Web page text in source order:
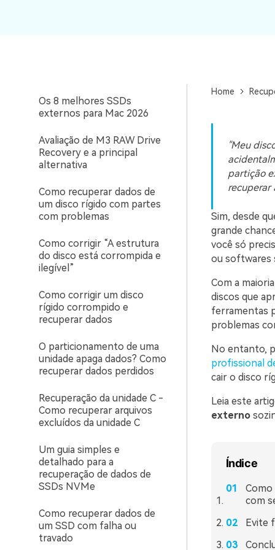
Os 8 melhores SSDs
externos para Mac 2026
Avaliação de M3 RAW Drive
Recovery e a principal
alternativa
Como recuperar dados de
um disco rígido com partes
com problemas
Como corrigir “A estrutura
do disco está corrompida e
ilegível”
Como corrigir um disco
rígido corrompido e
recuperar dados
O particionamento de uma
unidade apaga dados? Como
recuperar dados perdidos
Recuperação da unidade C -
Como recuperar arquivos
excluídos da unidade C
Um guia simples e
detalhado para a
recuperação de dados de
SSDs NVMe
Como recuperar dados de
um SSD com falha ou
travado
Home
"Meu
partição
recuperar
Sim, desde
grande
você só
ou softwares
Com a
discos que
ferramentas
problemas
No entanto,
profissional
cair o disco
Leia este
externo
Índice
com
Evite